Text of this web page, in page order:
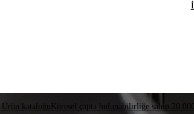
Ürün kataloğu Küresel çapta bulunabilirliğe sahip